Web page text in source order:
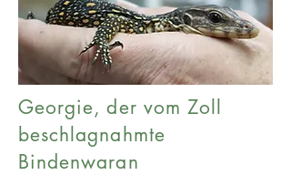
Georgie, der vom Zoll
beschlagnahmte
Bindenwaran